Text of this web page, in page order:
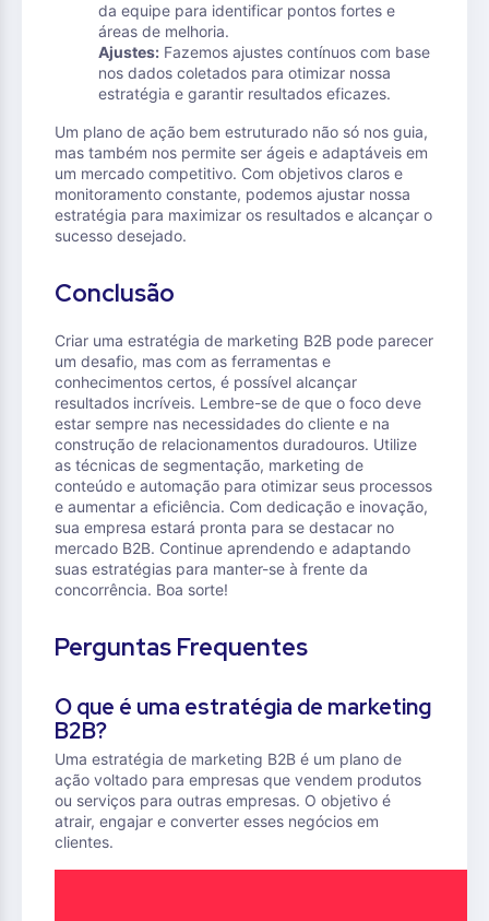
da equipe para identificar pontos fortes e
áreas de melhoria.
Ajustes: Fazemos ajustes contínuos com base
nos dados coletados para otimizar nossa
estratégia e garantir resultados eficazes.
Um plano de ação bem estruturado não só nos guia,
mas também nos permite ser ágeis e adaptáveis em
um mercado competitivo. Com objetivos claros e
monitoramento constante, podemos ajustar nossa
estratégia para maximizar os resultados e alcançar o
sucesso desejado.
Conclusão
Criar uma estratégia de marketing B2B pode parecer
um desafio, mas com as ferramentas e
conhecimentos certos, é possível alcançar
resultados incríveis. Lembre-se de que o foco deve
estar sempre nas necessidades do cliente e na
construção de relacionamentos duradouros. Utilize
as técnicas de segmentação, marketing de
conteúdo e automação para otimizar seus processos
e aumentar a eficiência. Com dedicação e inovação,
sua empresa estará pronta para se destacar no
mercado B2B. Continue aprendendo e adaptando
suas estratégias para manter-se à frente da
concorrência. Boa sorte!
Perguntas Frequentes
O que é uma estratégia de marketing
B2B?
Uma estratégia de marketing B2B é um plano de
ação voltado para empresas que vendem produtos
ou serviços para outras empresas. O objetivo é
atrair, engajar e converter esses negócios em
clientes.